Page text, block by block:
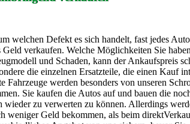
welchen Defekt es sich handelt, fast jedes
Geld verkaufen. Welche Möglichkeiten Sie
und Schaden, kann der Ankaufspreis
die einzelnen Ersatzteile, die einen Kauf
Fahrzeuge werden besonders von unseren
Sie kaufen die Autos auf und bauen die
wieder zu verwerten zu können. Allerdings
weniger Geld bekommen, als beim